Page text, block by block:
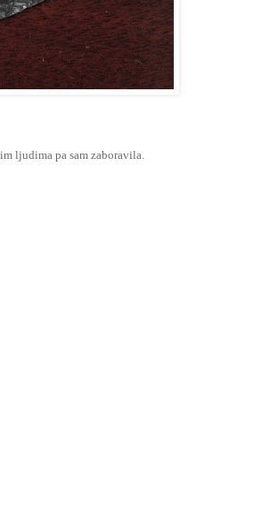
ljudima pa sam zaboravila.